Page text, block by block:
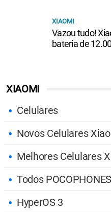
XIAOMI
Celulares
Novos Celulares
Melhores Celulares
Todos POCOPHONES
HyperOS 3
XIAOMI
Vazou tudo!
bateria de